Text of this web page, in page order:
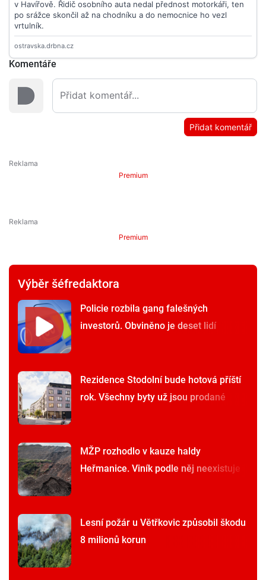
Komentáře
Přidat komentář
Premium
Premium
Výběr šéfredaktora
Policie rozbila gang falešných
investorů. Obviněno je deset lidí
Rezidence Stodolní bude hotová příští
rok. Všechny byty už jsou prodané
MŽP rozhodlo v kauze haldy
Heřmanice. Viník podle něj neexistuje
Lesní požár u Větřkovic způsobil škodu
8 milionů korun